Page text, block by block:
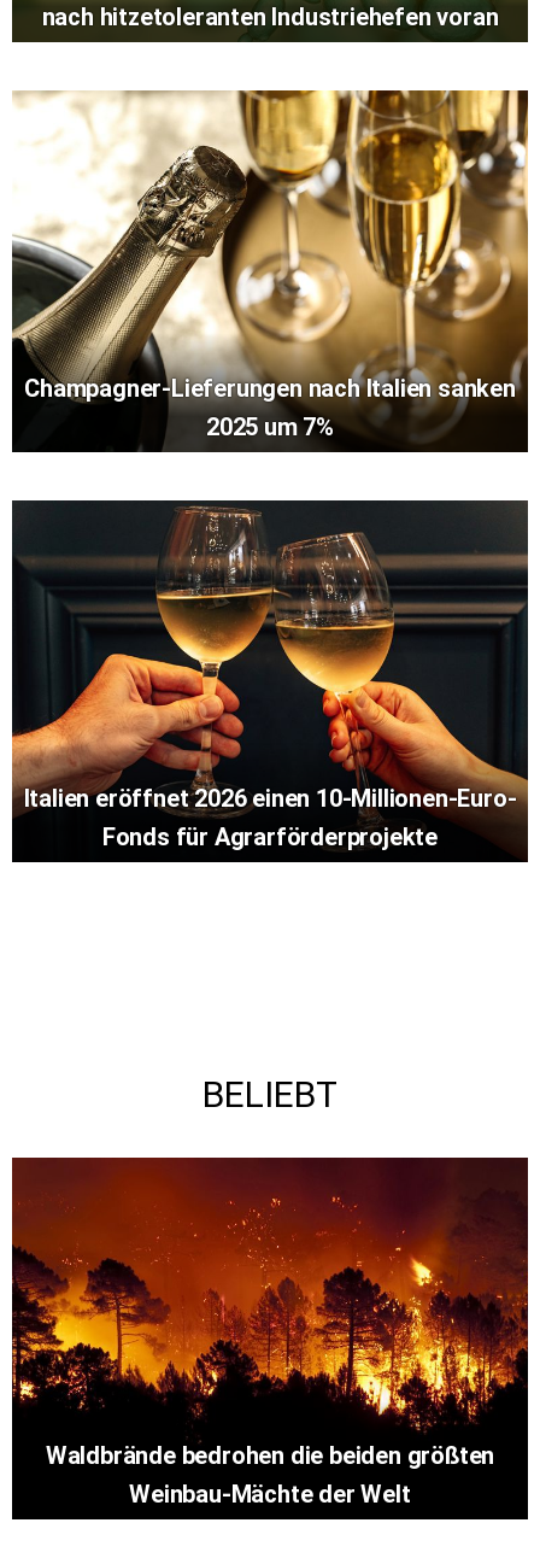
nach hitzetoleranten Industriehefen voran
Champagner-Lieferungen nach Italien sanken
2025 um 7%
Italien eröffnet 2026 einen 10-Millionen-Euro-
Fonds für Agrarförderprojekte
BELIEBT
Waldbrände bedrohen die beiden größten
Weinbau-Mächte der Welt